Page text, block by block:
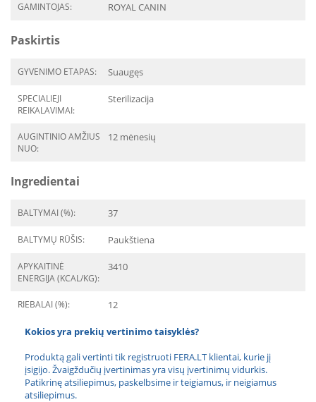
GAMINTOJAS: ROYAL CANIN
Paskirtis
GYVENIMO ETAPAS: Suaugęs
SPECIALIEJI
REIKALAVIMAI:
Sterilizacija
AUGINTINIO AMŽIUS
NUO:
12 mėnesių
Ingredientai
BALTYMAI (%): 37
BALTYMŲ RŪŠIS: Paukštiena
APYKAITINĖ
ENERGIJA (KCAL/KG):
3410
RIEBALAI (%): 12
Kokios yra prekių vertinimo taisyklės?
Produktą gali vertinti tik registruoti FERA.LT klientai, kurie jį
įsigijo. Žvaigždučių įvertinimas yra visų įvertinimų vidurkis.
Patikrinę atsiliepimus, paskelbsime ir teigiamus, ir neigiamus
atsiliepimus.